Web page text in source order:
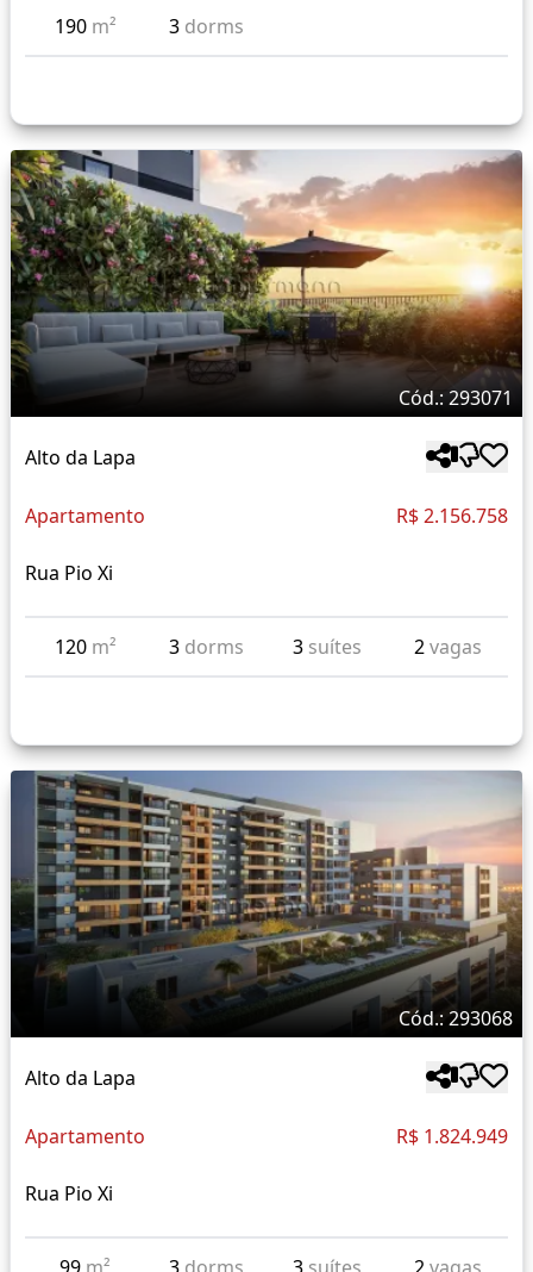
190 m² 3 dorms
Cód.: 293071
Alto da Lapa
Apartamento R$ 2.156.758
Rua Pio Xi
120 m² 3 dorms 3 suítes 2vagas
Cód.: 293068
Alto da Lapa
Apartamento R$ 1.824.949
Rua Pio Xi